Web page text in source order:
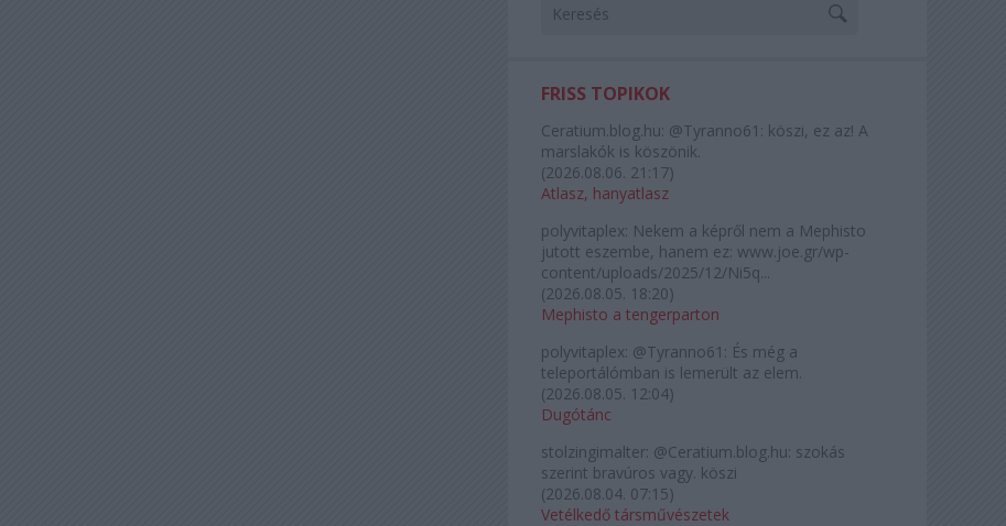
FRISS TOPIKOK
Ceratium.blog.hu: @Tyranno61: köszi, ez az! A
marslakók is köszönik.
(2026.08.06. 21:17)
Atlasz, hanyatlasz
polyvitaplex: Nekem a képről nem a Mephisto
jutott eszembe, hanem ez: www.joe.gr/wp-
content/uploads/2025/12/Ni5q...
(2026.08.05. 18:20)
Mephisto a tengerparton
polyvitaplex: @Tyranno61: És még a
teleportálómban is lemerült az elem.
(2026.08.05. 12:04)
Dugótánc
stolzingimalter: @Ceratium.blog.hu: szokás
szerint bravúros vagy. köszi
(2026.08.04. 07:15)
Vetélkedő társművészetek